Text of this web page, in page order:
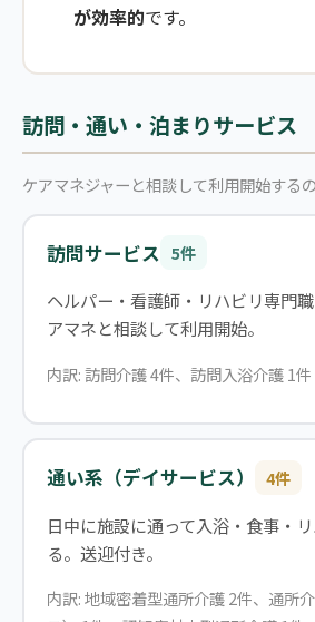
が効率的です。
訪問・通い・泊まりサービス
ケアマネジャーと相談して利用開始する
訪問サービス 5件
ヘルパー・看護師・リハビリ専門
アマネと相談して利用開始。
内訳: 訪問介護 4件、訪問入浴介護 1件
通い系（デイサービス） 4件
日中に施設に通って入浴・食事・
る。送迎付き。
内訳: 地域密着型通所介護 2件、通所